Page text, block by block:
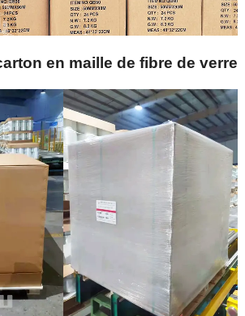
en maille de fibre de verre